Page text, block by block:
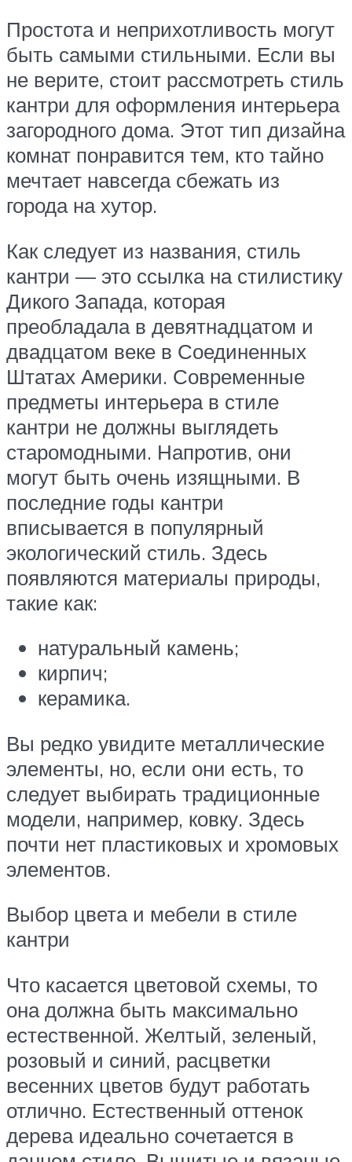
Простота и неприхотливость могут
быть самыми стильными. Если вы
не верите, стоит рассмотреть стиль
кантри для оформления интерьера
загородного дома. Этот тип дизайна
комнат понравится тем, кто тайно
мечтает навсегда сбежать из
города на хутор.
Как следует из названия, стиль
кантри — это ссылка на стилистику
Дикого Запада, которая
преобладала в девятнадцатом и
двадцатом веке в Соединенных
Штатах Америки. Современные
предметы интерьера в стиле
кантри не должны выглядеть
старомодными. Напротив, они
могут быть очень изящными. В
последние годы кантри
вписывается в популярный
экологический стиль. Здесь
появляются материалы природы,
такие как:
натуральный камень;
кирпич;
керамика.
Вы редко увидите металлические
элементы, но, если они есть, то
следует выбирать традиционные
модели, например, ковку. Здесь
почти нет пластиковых и хромовых
элементов.
Выбор цвета и мебели в стиле
кантри
Что касается цветовой схемы, то
она должна быть максимально
естественной. Желтый, зеленый,
розовый и синий, расцветки
весенних цветов будут работать
отлично. Естественный оттенок
дерева идеально сочетается в